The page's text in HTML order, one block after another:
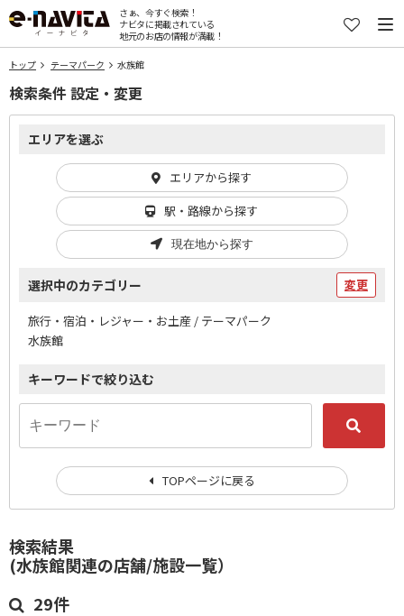
さぁ、今すぐ検索！
ナビタに掲載されている
地元のお店の情報が満載！
トップ テーマパーク 水族館
検索結果
(水族館関連の店舗/施設一覧）
29件
検索条件 設定・変更
エリアを選ぶ
エリアから探す
駅・路線から探す
現在地から探す
選択中のカテゴリー 変更
旅行・宿泊・レジャー・お土産 / テーマパーク
水族館
キーワードで絞り込む
TOPページに戻る